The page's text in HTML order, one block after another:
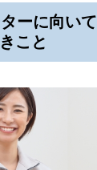
ーに向い
こと